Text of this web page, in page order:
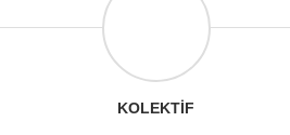
KOLEKTIF